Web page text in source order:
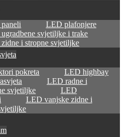
LED plafonjere
svjetiljke i trake
i stropne svjetiljke
pokreta
LED highbay
LED radne i
svjetiljke
LED
LED vanjske zidne i